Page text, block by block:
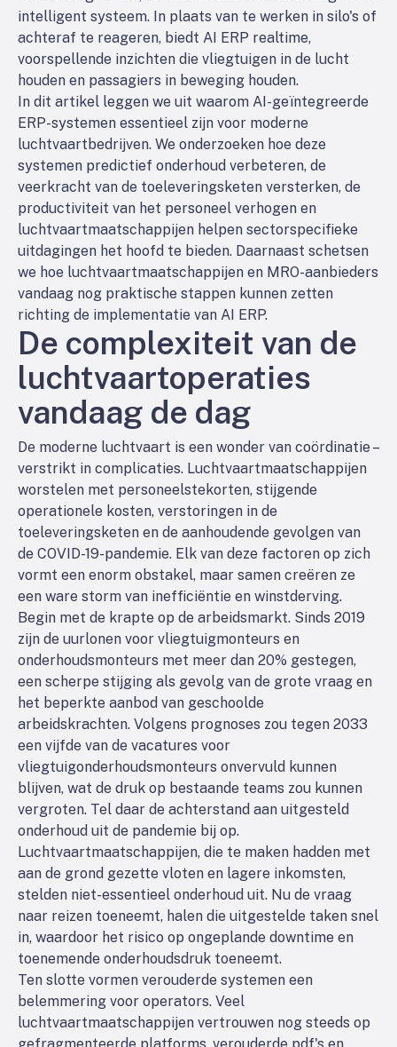
intelligent systeem. In plaats van te werken in silo's of
achteraf te reageren, biedt AI ERP realtime,
voorspellende inzichten die vliegtuigen in de lucht
houden en passagiers in beweging houden.
In dit artikel leggen we uit waarom AI-geïntegreerde
ERP-systemen essentieel zijn voor moderne
luchtvaartbedrijven. We onderzoeken hoe deze
systemen predictief onderhoud verbeteren, de
veerkracht van de toeleveringsketen versterken, de
productiviteit van het personeel verhogen en
luchtvaartmaatschappijen helpen sectorspecifieke
uitdagingen het hoofd te bieden. Daarnaast schetsen
we hoe luchtvaartmaatschappijen en MRO-aanbieders
vandaag nog praktische stappen kunnen zetten
richting de implementatie van AI ERP.
De complexiteit van de
luchtvaartoperaties
vandaag de dag
De moderne luchtvaart is een wonder van coördinatie –
verstrikt in complicaties. Luchtvaartmaatschappijen
worstelen met personeelstekorten, stijgende
operationele kosten, verstoringen in de
toeleveringsketen en de aanhoudende gevolgen van
de COVID-19-pandemie. Elk van deze factoren op zich
vormt een enorm obstakel, maar samen creëren ze
een ware storm van inefficiëntie en winstderving.
Begin met de krapte op de arbeidsmarkt. Sinds 2019
zijn de uurlonen voor vliegtuigmonteurs en
onderhoudsmonteurs met meer dan 20% gestegen,
een scherpe stijging als gevolg van de grote vraag en
het beperkte aanbod van geschoolde
arbeidskrachten. Volgens prognoses zou tegen 2033
een vijfde van de vacatures voor
vliegtuigonderhoudsmonteurs onvervuld kunnen
blijven, wat de druk op bestaande teams zou kunnen
vergroten. Tel daar de achterstand aan uitgesteld
onderhoud uit de pandemie bij op.
Luchtvaartmaatschappijen, die te maken hadden met
aan de grond gezette vloten en lagere inkomsten,
stelden niet-essentieel onderhoud uit. Nu de vraag
naar reizen toeneemt, halen die uitgestelde taken snel
in, waardoor het risico op ongeplande downtime en
toenemende onderhoudsdruk toeneemt.
Ten slotte vormen verouderde systemen een
belemmering voor operators. Veel
luchtvaartmaatschappijen vertrouwen nog steeds op